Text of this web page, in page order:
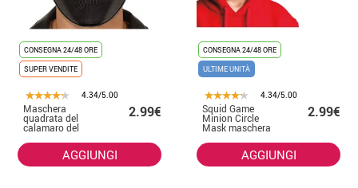
CONSEGNA 24/48 ORE
SUPER VENDITE
4.34/5.00
Maschera
quadrata del
calamaro del
calamaro in PVC
2.99€
AGGIUNGI
CONSEGNA 24/48 ORE
ULTIME UNITÀ
4.34/5.00
Squid Game
Minion Circle
Mask maschera
PVC
2.99€
AGGIUNGI